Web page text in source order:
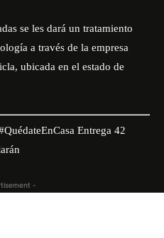
se les dará un tratamiento
a través de la empresa
ubicada en el estado de
Entrega 42
-